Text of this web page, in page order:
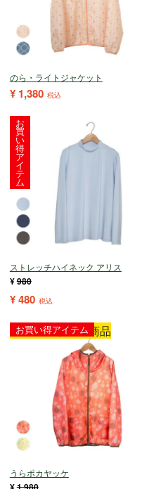
のら・ライトジャケット
¥ 1,380 税込
お
買
い
得
ア
イ
テ
ム
ストレッチハイネック アリス
¥980
¥480 税込
お買い得アイテム
ヤッケ祭り対象商品
うらポカヤッケ